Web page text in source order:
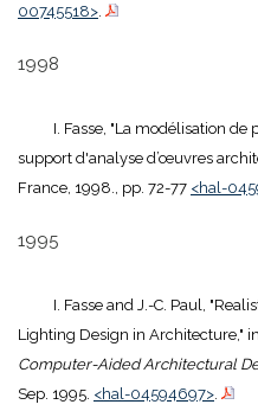
00745518>
1998
I. Fasse, "La modélisation
support d'analyse d’œuvres
France, 1998., pp. 72-77 <hal-
1995
I. Fasse and J.-C. Paul,
Lighting Design in Architecture," in
Computer-Aided Architectural
Sep. 1995. <hal-04594697>